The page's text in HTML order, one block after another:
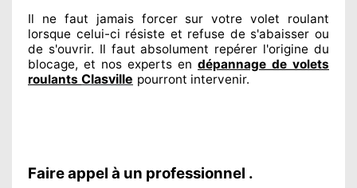
Il ne faut jamais forcer sur votre volet roulant
lorsque celui-ci résiste et refuse de s'abaisser ou
de s'ouvrir. Il faut absolument repérer l'origine du
blocage, et nos experts en dépannage de volets
roulants Clasville pourront intervenir.
Faire appel à un professionnel .